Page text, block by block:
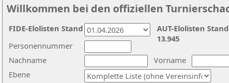
Willkommen bei den offiziellen
Nachname
Vorname
Ebene
Personennummer
AUT-Elolisten
13.945
FIDE-Elolisten Stand